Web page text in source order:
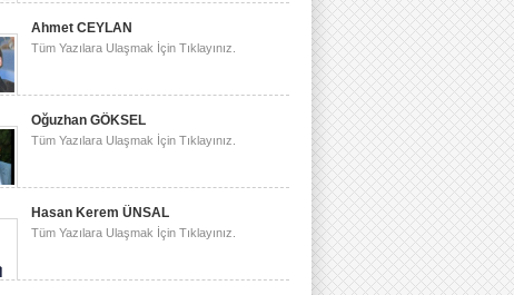
Ahmet CEYLAN
Tüm Yazılara Ulaşmak İçin Tıklayınız.
Oğuzhan GÖKSEL
Tüm Yazılara Ulaşmak İçin Tıklayınız.
Hasan Kerem ÜNSAL
Tüm Yazılara Ulaşmak İçin Tıklayınız.